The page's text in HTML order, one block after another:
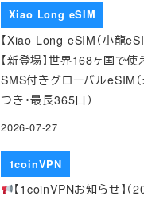
Xiao Long eSIM
【Xiao Long eSIM（小龍
【新登場】世界168ヶ国で使
SMS付きグローバルeSIM
つき・最長365日）
2026-07-27
1coinVPN
【1coinVPNお知らせ】（